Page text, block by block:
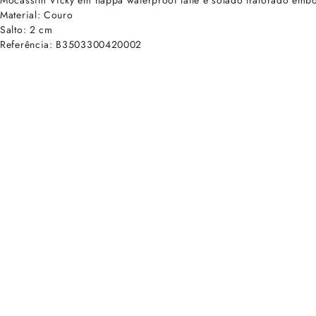
Material: Couro
Salto: 2 cm
Referência: B3503300420002